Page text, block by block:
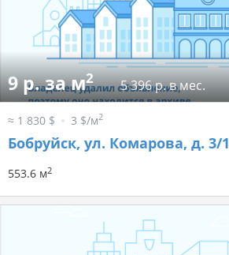
9 р. за м2 5 396 р. в мес.
≈ 1 830 $ 3 $/м2
Бобруйск, ул. Комарова, д. 3/1
553.6 м2